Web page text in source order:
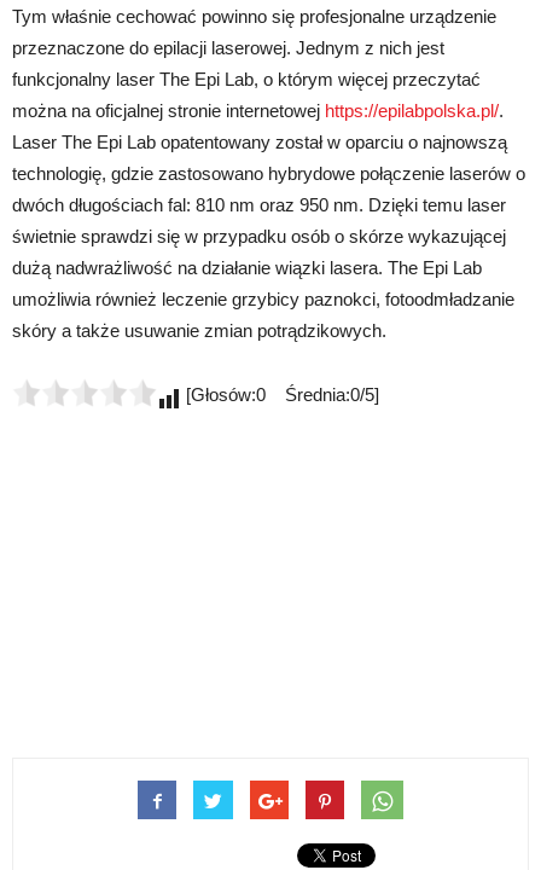
Tym właśnie cechować powinno się profesjonalne urządzenie
przeznaczone do epilacji laserowej. Jednym z nich jest
funkcjonalny laser The Epi Lab, o którym więcej przeczytać
można na oficjalnej stronie internetowej https://epilabpolska.pl/.
Laser The Epi Lab opatentowany został w oparciu o najnowszą
technologię, gdzie zastosowano hybrydowe połączenie laserów o
dwóch długościach fal: 810 nm oraz 950 nm. Dzięki temu laser
świetnie sprawdzi się w przypadku osób o skórze wykazującej
dużą nadwrażliwość na działanie wiązki lasera. The Epi Lab
umożliwia również leczenie grzybicy paznokci, fotoodmładzanie
skóry a także usuwanie zmian potrądzikowych.
[Głosów:0 Średnia:0/5]